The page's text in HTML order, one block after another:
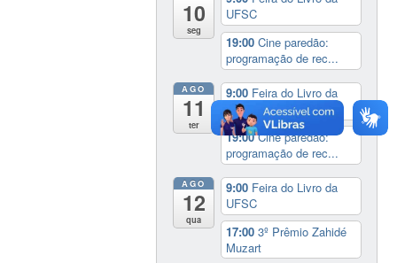
10
seg
UFSC
19:00Cine paredão:
programação de rec...
AGO
11
ter
9:00 Feira do Livro da
UFSC
19:00Cine paredão:
programação de rec...
AGO
12
qua
9:00 Feira do Livro da
UFSC
17:003º Prêmio Zahidé
Muzart